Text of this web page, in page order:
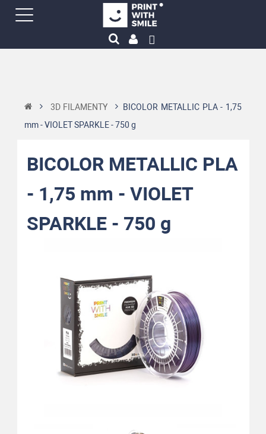
3D FILAMENTY
BICOLOR METALLIC PLA - 1,75
mm - VIOLET SPARKLE - 750 g
BICOLOR METALLIC PLA
- 1,75 mm - VIOLET
SPARKLE - 750 g